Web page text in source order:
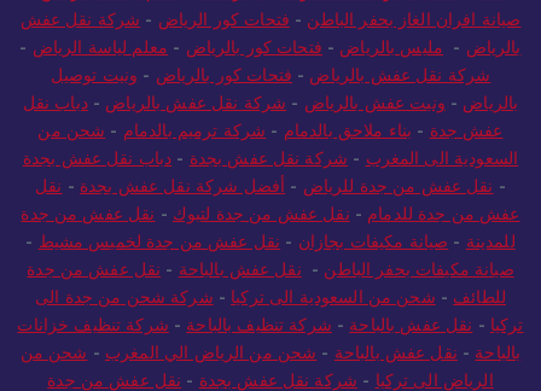
بمكة - افضل نجار بمكة المكرمة-نجار مكة -معلم لياسة بالرياض -
صيانة افران الغاز بحفر الباطن-فتحات كور الرياض - شركة نقل عفش
بالرياض- مليس بالرياض -فتحات كور بالرياض -معلم لياسة الرياض
شركة نقل عفش بالرياض
- فتحات كور بالرياض -
ونيت توصيل
بالرياض
-ونيت عفش بالرياض- شركة نقل عفش بالرياض -دباب نقل
عفش جدة
-بناء ملاحق بالدمام- شركة ترميم بالدمام-
شحن من
السعودية الى المغرب-شركة نقل عفش بجدة-دباب نقل عفش بجدة
-نقل عفش من جدة للرياض- أفضل شركة نقل عفش بجدة - نقل
عفش من جدة للدمام- نقل عفش من جدة لتبوك- نقل عفش من جدة
للمدينة- صيانة مكيفات بجازان- نقل عفش من جدة لخميس مشيط-
صيانة مكيفات بحفر الباطن- نقل عفش بالباحة-نقل عفش من جدة
للطائف -شحن من السعودية الى تركيا - شركة شحن من جدة الى
تركيا- نقل عفش بالباحة- شركة تنظيف بالباحة-
شركة تنظيف خزانات
بالباحة
-نقل عفش بالباحة -شحن من الرياض الي المغرب - شحن من